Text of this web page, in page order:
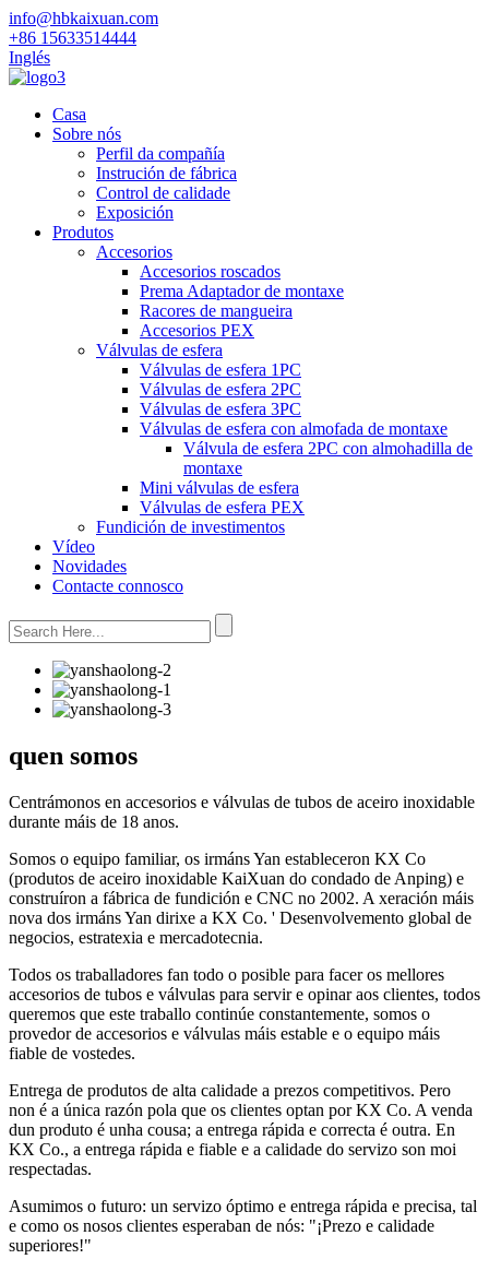
info@hbkaixuan.com
+86 15633514444
Inglés
Casa
Sobre nós
Perfil da compañía
Instrución de fábrica
Control de calidade
Exposición
Produtos
Accesorios
Accesorios roscados
Prema Adaptador de montaxe
Racores de mangueira
Accesorios PEX
Válvulas de esfera
Válvulas de esfera 1PC
Válvulas de esfera 2PC
Válvulas de esfera 3PC
Válvulas de esfera con almofada de montaxe
Válvula de esfera 2PC con almohadilla de
montaxe
Mini válvulas de esfera
Válvulas de esfera PEX
Fundición de investimentos
Vídeo
Novidades
Contacte connosco
quen somos
Centrámonos en accesorios e válvulas de tubos de aceiro inoxidable
durante máis de 18 anos.
Somos o equipo familiar, os irmáns Yan estableceron KX Co
(produtos de aceiro inoxidable KaiXuan do condado de Anping) e
construíron a fábrica de fundición e CNC no 2002. A xeración máis
nova dos irmáns Yan dirixe a KX Co. ' Desenvolvemento global de
negocios, estratexia e mercadotecnia.
Todos os traballadores fan todo o posible para facer os mellores
accesorios de tubos e válvulas para servir e opinar aos clientes, todos
queremos que este traballo continúe constantemente, somos o
provedor de accesorios e válvulas máis estable e o equipo máis
fiable de vostedes.
Entrega de produtos de alta calidade a prezos competitivos. Pero
non é a única razón pola que os clientes optan por KX Co. A venda
dun produto é unha cousa; a entrega rápida e correcta é outra. En
KX Co., a entrega rápida e fiable e a calidade do servizo son moi
respectadas.
Asumimos o futuro: un servizo óptimo e entrega rápida e precisa, tal
e como os nosos clientes esperaban de nós: "¡Prezo e calidade
superiores!"